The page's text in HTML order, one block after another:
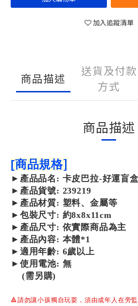
加入追蹤清單
商品描述
送貨及付款
方式
商品描述
[商品規格]
► 產品品名: 卡皮巴拉-好運盲
► 產品貨號: 239219
► 產品材質: 塑料、金屬等
►包裝尺寸: 約8x8x11cm
►產品尺寸: 依實際商品為主
►產品內容: 本體*1
►適用年齡: 6歲以上
►使用電池: 無
(需另購)
🔺請勿讓小孩獨自玩耍，須由成年人在旁